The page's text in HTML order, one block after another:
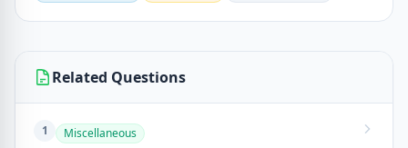
Related Questions
1 Miscellaneous